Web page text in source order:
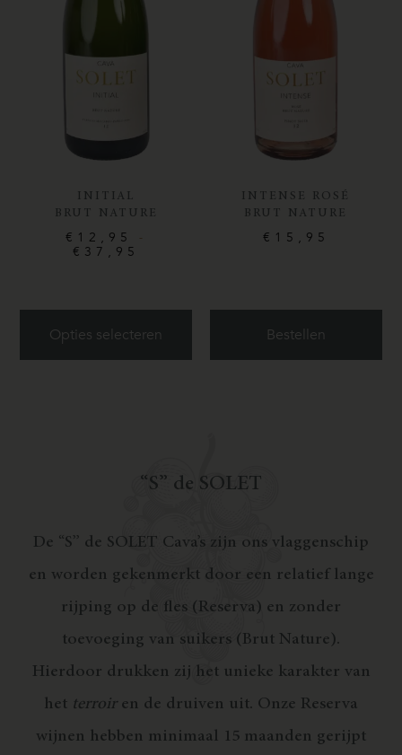
INITIAL
BRUT NATURE
€ 12,95 -
€ 37,95
Opties selecteren
INTENSE ROSÉ
BRUT NATURE
€ 15,95
Bestellen
“S” de SOLET
De “S” de SOLET Cava’s zijn ons vlaggenschip
en worden gekenmerkt door een relatief lange
rijping op de fles (Reserva) en zonder
toevoeging van suikers (Brut Nature).
Hierdoor drukken zij het unieke karakter van
het terroiren de druiven uit. Onze Reserva
wijnen hebben minimaal 15 maanden gerijpt